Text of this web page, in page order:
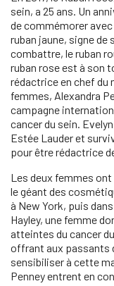
sein, a 25 ans. Un
de commémorer avec
ruban jaune, signe
combattre, le ruban
ruban rose est à son
rédactrice en chef du
femmes, Alexandra
campagne
cancer du sein.
Estée Lauder et
pour être rédactrice
Les deux femmes ont
le géant des
à New York, puis
Hayley, une femme
atteintes du cancer
offrant aux passants
sensibiliser à cette
Penney entrent en